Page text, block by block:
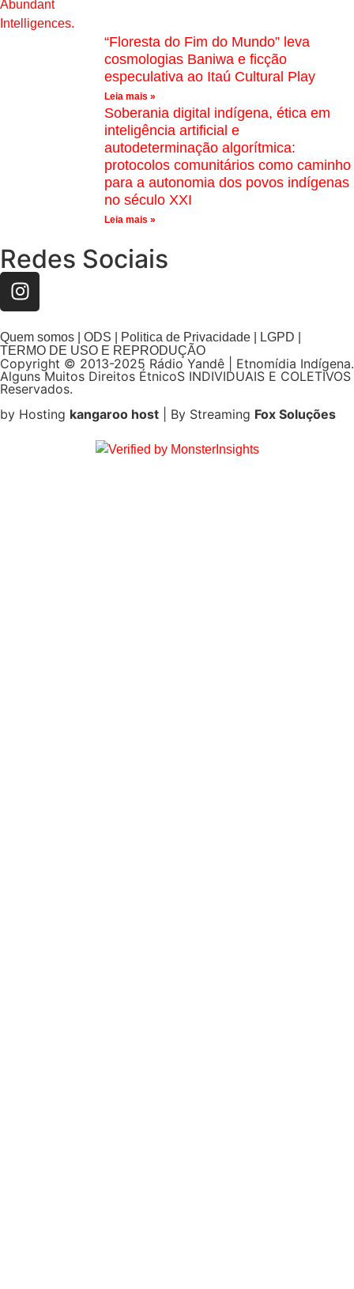
“Floresta do Fim do Mundo” leva
cosmologias Baniwa e ficção
especulativa ao Itaú Cultural Play
Leia mais »
Soberania digital indígena, ética em
inteligência artificial e
autodeterminação algorítmica:
protocolos comunitários como caminho
para a autonomia dos povos indígenas
no século XXI
Leia mais »
Redes Sociais
Quem somos | ODS | Politica de Privacidade | LGPD |
TERMO DE USO E REPRODUÇÃO
Copyright © 2013-2025 Rádio Yandê | Etnomídia Indígena.
Alguns Muitos Direitos ÉtnicoS INDIVIDUAIS E COLETIVOS
Reservados.
by Hosting kangaroo host | By Streaming Fox Soluções